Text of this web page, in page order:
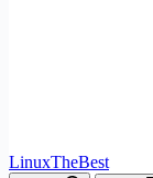
LinuxTheBest